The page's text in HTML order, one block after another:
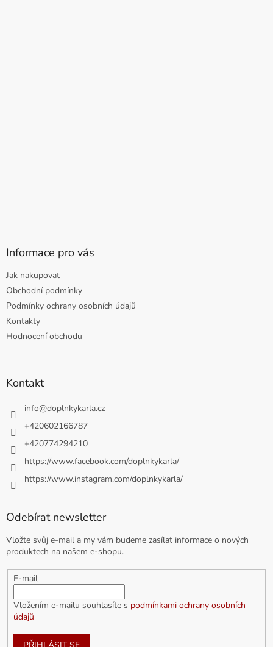
Informace pro vás
Jak nakupovat
Obchodní podmínky
Podmínky ochrany osobních údajů
Kontakty
Hodnocení obchodu
Kontakt
info@doplnkykarla.cz
+420602166787
+420774294210
https://www.facebook.com/doplnkykarla/
https://www.instagram.com/doplnkykarla/
Odebírat newsletter
Vložte svůj e-mail a my vám budeme zasílat informace o nových
produktech na našem e-shopu.
E-mail
Vložením e-mailu souhlasíte s podmínkami ochrany osobních
údajů